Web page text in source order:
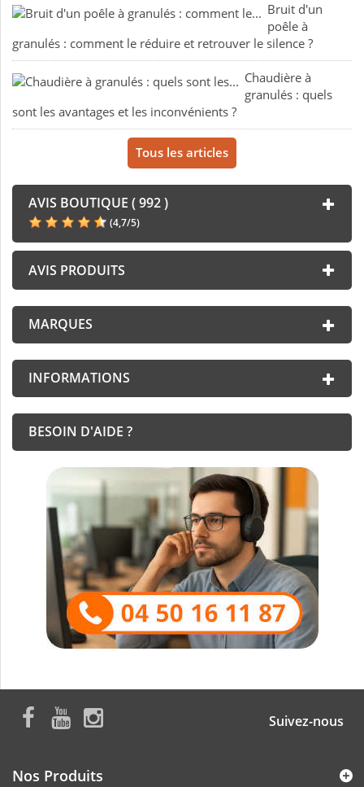
Bruit d'un
poêle à
granulés : comment le réduire et retrouver le silence ?
Chaudière à
granulés : quels
sont les avantages et les inconvénients ?
Tous les articles
AVIS BOUTIQUE ( 992 )
(4,7/5)
AVIS PRODUITS
MARQUES
INFORMATIONS
BESOIN D'AIDE ?
Suivez-nous
Nos Produits